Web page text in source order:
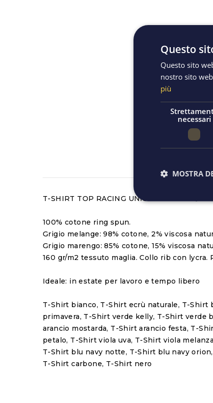
T-SHIRT TOP RACING UNISEX
100% cotone ring spun.
Grigio melange: 98% cotone, 2% viscosa
Grigio marengo: 85% cotone, 15% viscosa
160 gr/m2 tessuto maglia. Collo rib con
Ideale: in estate per lavoro e tempo libero
T-Shirt bianco, T-Shirt ecrù naturale, T-Shirt
primavera, T-Shirt verde kelly, T-Shirt
arancio mostarda, T-Shirt arancio festa, T-
petalo, T-Shirt viola uva, T-Shirt viola
T-Shirt blu navy notte, T-Shirt blu navy
T-Shirt carbone, T-Shirt nero
Questo
Questo sito
nostro sito
più
necessari
MOSTRA